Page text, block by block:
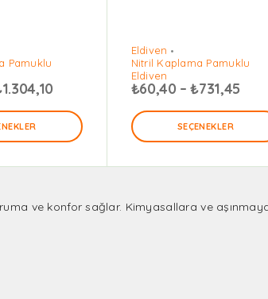
Pamuklu
1.304,10
Eldiven
Nitril Kaplama Pamuklu
Eldiven
₺60,40 –₺731,45
SEÇENEKLER
ve konfor sağlar. Kimyasallara ve